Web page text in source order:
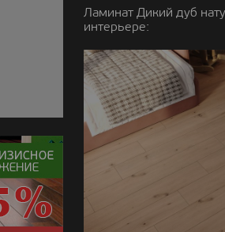
Ламинат Дикий дуб
интерьере: